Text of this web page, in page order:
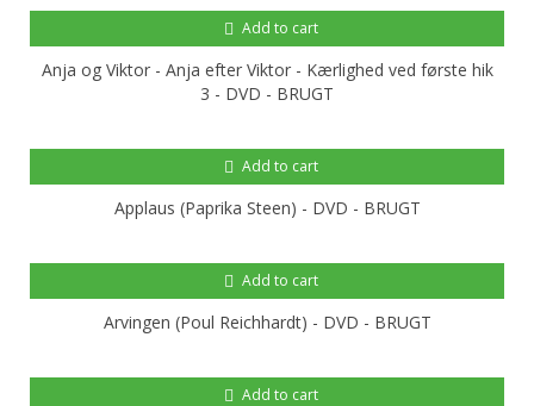
Add to cart
Anja og Viktor - Anja efter Viktor - Kærlighed ved første hik
3 - DVD - BRUGT
Add to cart
Applaus (Paprika Steen) - DVD - BRUGT
Add to cart
Arvingen (Poul Reichhardt) - DVD - BRUGT
Add to cart